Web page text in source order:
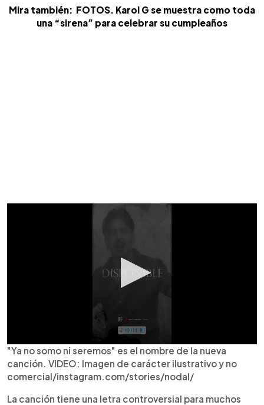
Mira también: FOTOS. Karol G se muestra como toda
una “sirena” para celebrar su cumpleaños
"Ya no somo ni seremos" es el nombre de la nueva
canción. VIDEO: Imagen de carácter ilustrativo y no
comercial/instagram.com/stories/nodal/
La canción tiene una letra controversial para muchos